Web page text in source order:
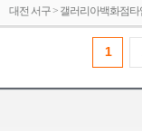
대전 서구 > 갤러리아백화점타
1